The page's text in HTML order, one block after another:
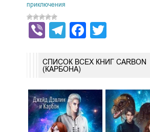
приключения
ViberTelegram
Facebook
СПИСОК ВСЕХ КНИГ CARBON
(КАРБОНА)